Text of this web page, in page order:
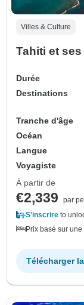
Villes & Culture
Tahiti et
Durée
Destinations
Tranche d'âge
Océan
Langue
Voyagiste
À partir de
€2,339
par
S'inscrire to
Prix basé sur
Télécharger